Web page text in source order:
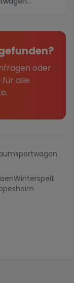
oder
für alle
Winterspelt